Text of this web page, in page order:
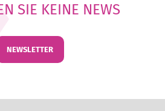
SIE KEINE NEWS
NEWSLETTER